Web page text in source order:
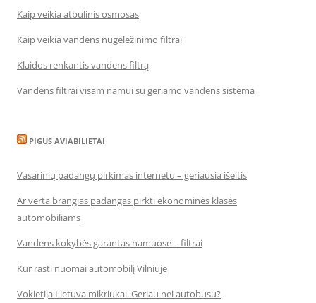
Kaip veikia atbulinis osmosas
Kaip veikia vandens nugeležinimo filtrai
Klaidos renkantis vandens filtrą
Vandens filtrai visam namui su geriamo vandens sistema
PIGUS AVIABILIETAI
Vasarinių padangų pirkimas internetu – geriausia išeitis
Ar verta brangias padangas pirkti ekonominės klasės
automobiliams
Vandens kokybės garantas namuose – filtrai
Kur rasti nuomai automobilį Vilniuje
Vokietija Lietuva mikriukai. Geriau nei autobusu?